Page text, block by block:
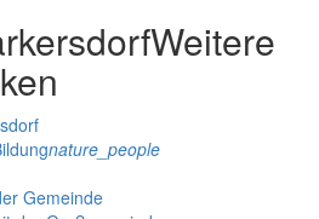
Weitere
nature_people
Gemeinde